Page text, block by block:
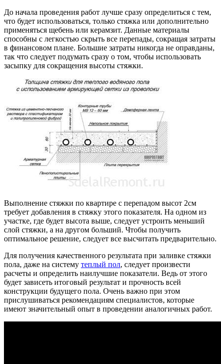
До начала проведения работ лучше сразу определиться с тем,
что будет использоваться, только стяжка или дополнительно
применяться щебень или керамзит. Данные материалы
способны с легкостью скрыть все перепады, сокращая затраты
в финансовом плане. Большие затраты никогда не оправданы,
так что следует подумать сразу о том, чтобы использовать
засыпку для сокращения высоты стяжки.
Выполнение стяжки по квартире с перепадом высот 2см
требует добавления в стяжку этого показателя. На одном из
участке, где будет высота выше, следует устроить меньший
слой стяжки, а на другом больший. Чтобы получить
оптимальное решение, следует все высчитать предварительно.
Для получения качественного результата при заливке стяжки
пола, даже на систему теплый пол, следует произвести
расчеты и определить наилучшие показатели. Ведь от этого
будет зависеть итоговый результат и прочность всей
конструкции будущего пола. Очень важно при этом
прислушиваться рекомендациям специалистов, которые
имеют значительный опыт в проведении аналогичных работ.